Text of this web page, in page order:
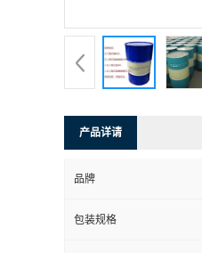
产品详请
品牌
包装规格